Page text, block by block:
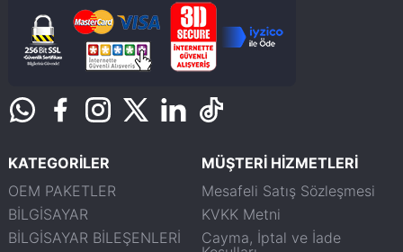
KATEGORİLER
OEM PAKETLER
BİLGİSAYAR
BİLGİSAYAR BİLEŞENLERİ
MÜŞTERİ HİZMETLERİ
Mesafeli Satış Sözleşmesi
KVKK Metni
Cayma, İptal ve İade